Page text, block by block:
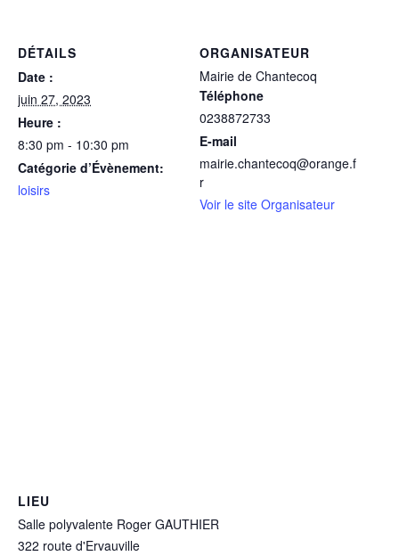
DÉTAILS
Date :
juin 27, 2023
Heure :
8:30 pm - 10:30 pm
Catégorie d’Évènement:
loisirs
ORGANISATEUR
Mairie de Chantecoq
Téléphone
0238872733
E-mail
mairie.chantecoq@orange.f
r
Voir le site Organisateur
LIEU
Salle polyvalente Roger GAUTHIER
322 route d'Ervauville